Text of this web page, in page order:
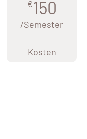
€150
/Semester
Kosten